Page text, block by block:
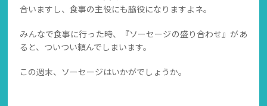
合いますし、食事の主役にも脇役になりますよネ。
みんなで食事に行った時、『ソーセージの盛り合わせ』があ
ると、ついつい頼んでしまいます。
この週末、ソーセージはいかがでしょうか。